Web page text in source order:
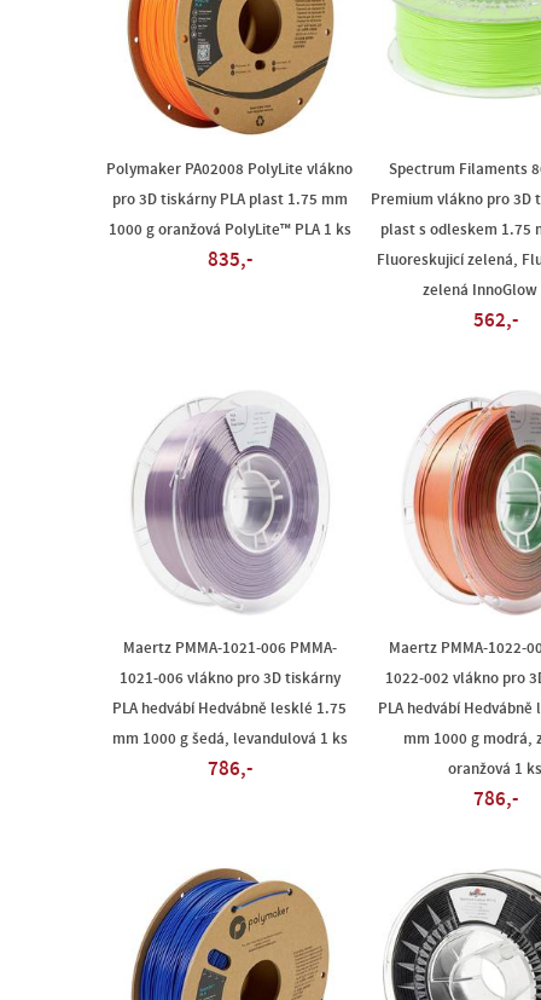
Polymaker PA02008 PolyLite vlákno
pro 3D tiskárny PLA plast 1.75 mm
1000 g oranžová PolyLite™ PLA 1 ks
835,-
Spectrum Filaments
Premium vlákno pro 3D
plast s odleskem 1.75
Fluoreskujicí zelená,
zelená InnoGlow
562,-
Maertz PMMA-1021-006 PMMA-
1021-006 vlákno pro 3D tiskárny
PLA hedvábí Hedvábně lesklé 1.75
mm 1000 g šedá, levandulová 1 ks
786,-
Maertz PMMA-1022-
1022-002 vlákno pro
PLA hedvábí Hedvábně
mm 1000 g modrá,
oranžová 1 ks
786,-